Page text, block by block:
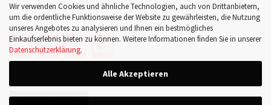
Wir verwenden Cookies und ähnliche Technologien, auch von Drittanbietern,
um die ordentliche Funktionsweise der Website zu gewährleisten, die Nutzung
unseres Angebotes zu analysieren und Ihnen ein bestmögliches
Einkaufserlebnis bieten zu können. Weitere Informationen finden Sie in unserer
Datenschutzerklärung.
Alle Akzeptieren
Versand- und Zahlungsbedingungen
Vertrag widerrufen